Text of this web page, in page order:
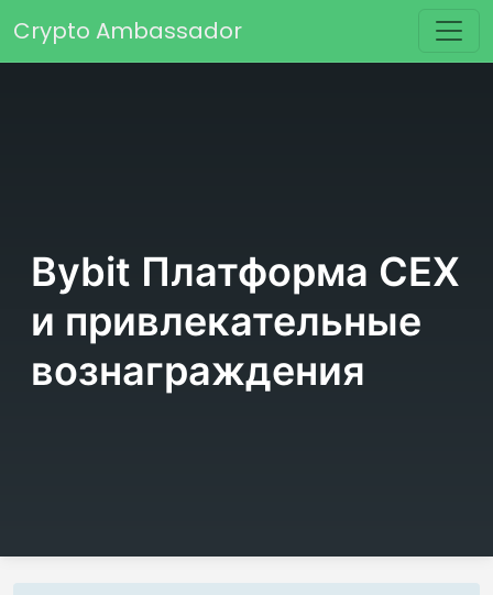
Основная навигация
Crypto Ambassador
Bybit Платформа CEX
и привлекательные
вознаграждения